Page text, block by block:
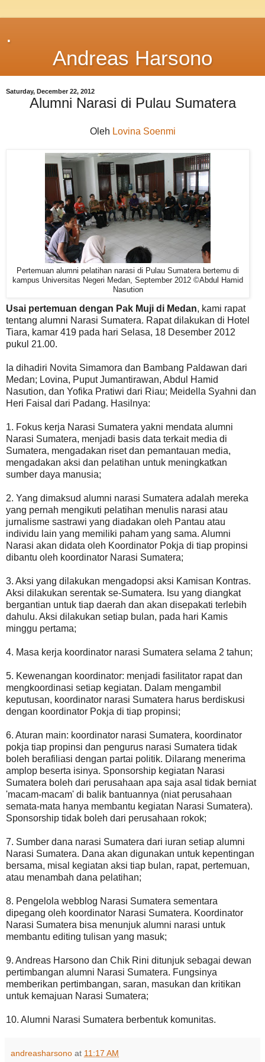
.
Andreas Harsono
Saturday, December 22, 2012
Alumni Narasi di Pulau Sumatera
Oleh Lovina Soenmi
Pertemuan alumni pelatihan narasi di Pulau Sumatera bertemu di
kampus Universitas Negeri Medan, September 2012 ©Abdul Hamid
Nasution
Usai pertemuan dengan Pak Muji di Medan, kami rapat
tentang alumni Narasi Sumatera. Rapat dilakukan di Hotel
Tiara, kamar 419 pada hari Selasa, 18 Desember 2012
pukul 21.00.
Ia dihadiri Novita Simamora dan Bambang Paldawan dari
Medan; Lovina, Puput Jumantirawan, Abdul Hamid
Nasution, dan Yofika Pratiwi dari Riau; Meidella Syahni dan
Heri Faisal dari Padang. Hasilnya:
1. Fokus kerja Narasi Sumatera yakni mendata alumni
Narasi Sumatera, menjadi basis data terkait media di
Sumatera, mengadakan riset dan pemantauan media,
mengadakan aksi dan pelatihan untuk meningkatkan
sumber daya manusia;
2. Yang dimaksud alumni narasi Sumatera adalah mereka
yang pernah mengikuti pelatihan menulis narasi atau
jurnalisme sastrawi yang diadakan oleh Pantau atau
individu lain yang memiliki paham yang sama. Alumni
Narasi akan didata oleh Koordinator Pokja di tiap propinsi
dibantu oleh koordinator Narasi Sumatera;
3. Aksi yang dilakukan mengadopsi aksi Kamisan Kontras.
Aksi dilakukan serentak se-Sumatera. Isu yang diangkat
bergantian untuk tiap daerah dan akan disepakati terlebih
dahulu. Aksi dilakukan setiap bulan, pada hari Kamis
minggu pertama;
4. Masa kerja koordinator narasi Sumatera selama 2 tahun;
5. Kewenangan koordinator: menjadi fasilitator rapat dan
mengkoordinasi setiap kegiatan. Dalam mengambil
keputusan, koordinator narasi Sumatera harus berdiskusi
dengan koordinator Pokja di tiap propinsi;
6. Aturan main: koordinator narasi Sumatera, koordinator
pokja tiap propinsi dan pengurus narasi Sumatera tidak
boleh berafiliasi dengan partai politik. Dilarang menerima
amplop beserta isinya. Sponsorship kegiatan Narasi
Sumatera boleh dari perusahaan apa saja asal tidak berniat
'macam-macam' di balik bantuannya (niat perusahaan
semata-mata hanya membantu kegiatan Narasi Sumatera).
Sponsorship tidak boleh dari perusahaan rokok;
7. Sumber dana narasi Sumatera dari iuran setiap alumni
Narasi Sumatera. Dana akan digunakan untuk kepentingan
bersama, misal kegiatan aksi tiap bulan, rapat, pertemuan,
atau menambah dana pelatihan;
8. Pengelola webblog Narasi Sumatera sementara
dipegang oleh koordinator Narasi Sumatera. Koordinator
Narasi Sumatera bisa menunjuk alumni narasi untuk
membantu editing tulisan yang masuk;
9. Andreas Harsono dan Chik Rini ditunjuk sebagai dewan
pertimbangan alumni Narasi Sumatera. Fungsinya
memberikan pertimbangan, saran, masukan dan kritikan
untuk kemajuan Narasi Sumatera;
10. Alumni Narasi Sumatera berbentuk komunitas.
andreasharsono at 11:17 AM